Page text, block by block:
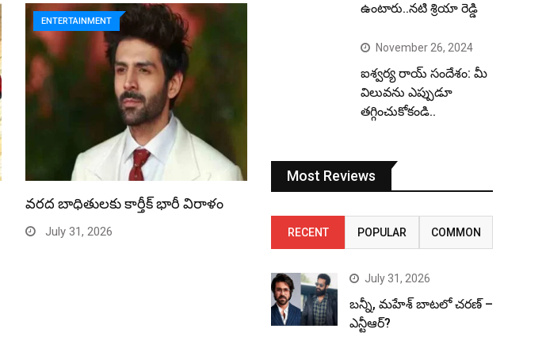
ENTERTAINMENT
వరద బాధితులకు కార్తీక్ భారీ విరాళం
July 31, 2026
ఉంటారు..నటి శ్రియా రెడ్డి
November 26, 2024
ఐశ్వర్య రాయ్ సందేశం: మీ
విలువను ఎప్పుడూ
తగ్గించుకోకండి..
Most Reviews
RECENT POPULAR COMMON
July 31, 2026
బన్నీ, మహేశ్ బాటలో చరణ్ –
ఎన్టీఆర్?